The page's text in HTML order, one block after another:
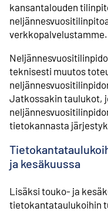
kansantalouden
verkkopalvelustamme.
teknisesti muutos
Jatkossakin taulukot,
tietokannasta
ja kesäkuussa
Lisäksi touko- ja
tietokantataulukoihin